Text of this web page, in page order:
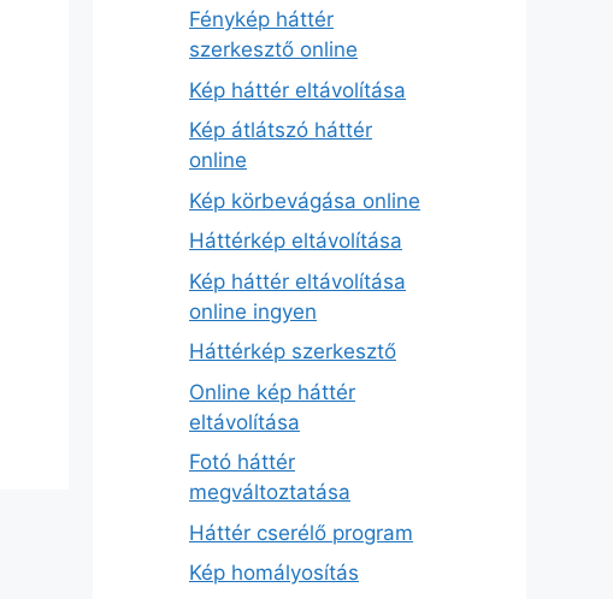
Fénykép háttér
szerkesztő online
Kép háttér eltávolítása
Kép átlátszó háttér
online
Kép körbevágása online
Háttérkép eltávolítása
Kép háttér eltávolítása
online ingyen
Háttérkép szerkesztő
Online kép háttér
eltávolítása
Fotó háttér
megváltoztatása
Háttér cserélő program
Kép homályosítás